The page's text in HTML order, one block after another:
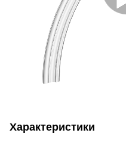
Характеристики